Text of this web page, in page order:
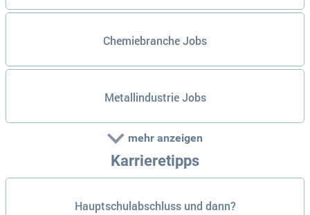
Chemiebranche Jobs
Metallindustrie Jobs
mehr anzeigen
Karrieretipps
Hauptschulabschluss und dann?